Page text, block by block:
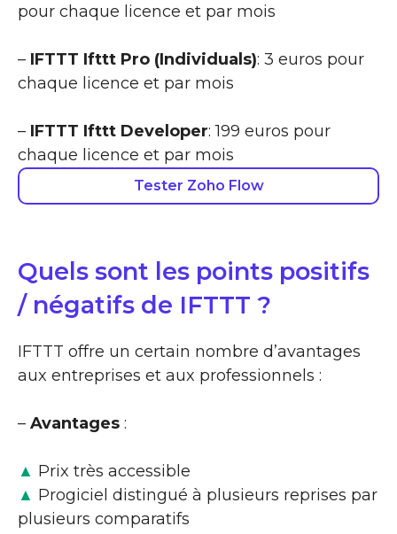
pour chaque licence et par mois
– IFTTT Ifttt Pro (Individuals): 3 euros pour
chaque licence et par mois
– IFTTT Ifttt Developer: 199 euros pour
chaque licence et par mois
Tester Zoho Flow
Quels sont les points positifs
/ négatifs de IFTTT ?
IFTTT offre un certain nombre d’avantages
aux entreprises et aux professionnels :
– Avantages :
▲ Prix très accessible
▲ Progiciel distingué à plusieurs reprises par
plusieurs comparatifs